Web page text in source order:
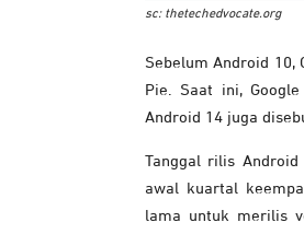
sc: thetechedvocate.org
Sebelum Android 10,
Pie. Saat ini,
Android 14 juga
Tanggal rilis
awal kuartal
lama untuk merilis